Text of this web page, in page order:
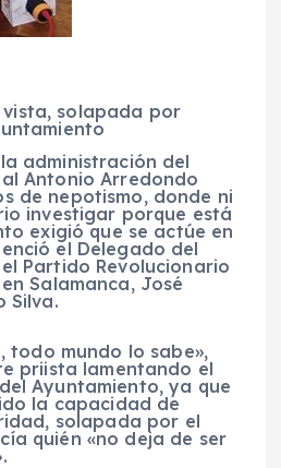
solapada por
administración del
Antonio Arredondo
de nepotismo, donde ni
investigar porque está
exigió que se actúe en
el Delegado del
Partido Revolucionario
Salamanca, José
Silva.
todo mundo lo sabe»,
priista lamentando el
Ayuntamiento, ya que
la capacidad de
solapada por el
quién «no deja de ser